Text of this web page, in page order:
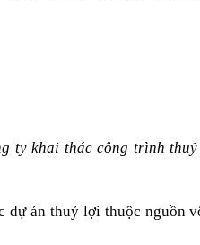
ty khai thác công trình
dự án thuỷ lợi thuộc nguồn